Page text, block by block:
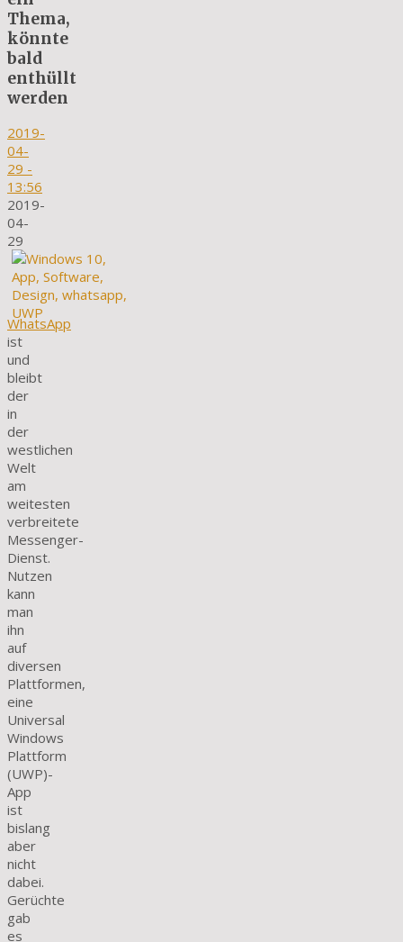
Thema,
könnte
bald
enthüllt
werden
2019-
04-
29 -
13:56
2019-
04-
29
WhatsApp
ist
und
bleibt
der
in
der
westlichen
Welt
am
weitesten
verbreitete
Messenger-
Dienst.
Nutzen
kann
man
ihn
auf
diversen
Plattformen,
eine
Universal
Windows
Plattform
(UWP)-
App
ist
bislang
aber
nicht
dabei.
Gerüchte
gab
es